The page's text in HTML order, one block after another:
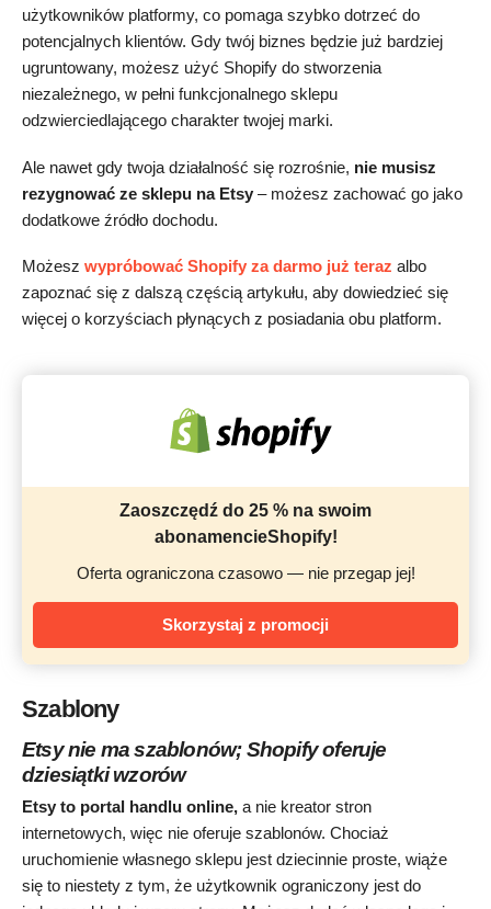
użytkowników platformy, co pomaga szybko dotrzeć do
potencjalnych klientów. Gdy twój biznes będzie już bardziej
ugruntowany, możesz użyć Shopify do stworzenia
niezależnego, w pełni funkcjonalnego sklepu
odzwierciedlającego charakter twojej marki.
Ale nawet gdy twoja działalność się rozrośnie, nie musisz
rezygnować ze sklepu na Etsy – możesz zachować go jako
dodatkowe źródło dochodu.
Możesz wypróbować Shopify za darmo już teraz albo
zapoznać się z dalszą częścią artykułu, aby dowiedzieć się
więcej o korzyściach płynących z posiadania obu platform.
Zaoszczędź do 25 % na swoim
abonamencieShopify!
Oferta ograniczona czasowo — nie przegap jej!
Skorzystaj z promocji
Szablony
Etsy nie ma szablonów; Shopify oferuje
dziesiątki wzorów
Etsy to portal handlu online, a nie kreator stron
internetowych, więc nie oferuje szablonów. Chociaż
uruchomienie własnego sklepu jest dziecinnie proste, wiąże
się to niestety z tym, że użytkownik ograniczony jest do